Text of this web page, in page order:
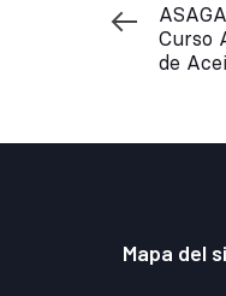
Curso
de
Mapa del